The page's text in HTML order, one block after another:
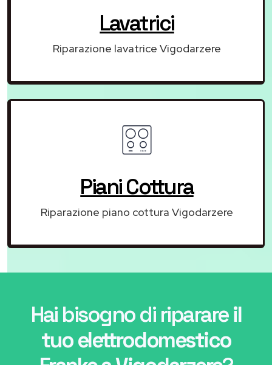
Lavatrici
Riparazione lavatrice Vigodarzere
Piani Cottura
Riparazione piano cottura Vigodarzere
Hai bisogno di riparareil
tuo elettrodomestico